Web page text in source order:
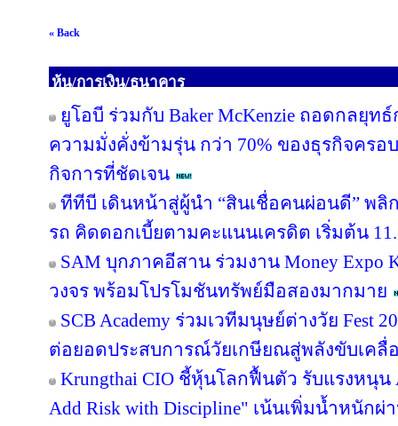
« Back
หุ้น/การเงิน/ธนาคาร
ยูโอบี ร่วมกับ Baker McKenzie ถอดกลยุท
ความมั่งคั่งข้ามรุ่น กว่า 70% ของธุรกิจคร
กิจการที่ชัดเจน
ทีทีบี เดินหน้าสู่ผู้นำ “สินเชื่อคนผ่อนดี” พลิ
รถ คิดดอกเบี้ยตามคะแนนเครดิต เริ่มต้น
SAM บุกภาคอีสาน ร่วมงาน Money Expo
วงจร พร้อมโปรโมชันทรัพย์มือสองมากมาย
SCB Academy ร่วมเวทีมนุษย์ต่างวัย Fest
ต่อยอดประสบการณ์วัยเกษียณสู่พลังขับเคลื่
Krungthai CIO ชี้หุ้นโลกฟื้นตัว รับแรงหนุน
Add Risk with Discipline" เน้นเพิ่มน้ำหนักผ่